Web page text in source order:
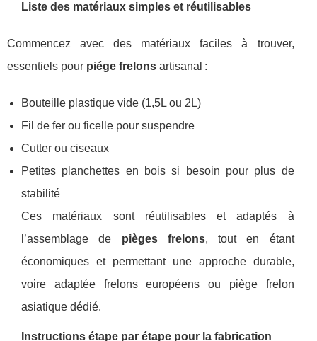
Liste des matériaux simples et réutilisables
Commencez avec des matériaux faciles à trouver,
essentiels pour piége frelons artisanal :
Bouteille plastique vide (1,5L ou 2L)
Fil de fer ou ficelle pour suspendre
Cutter ou ciseaux
Petites planchettes en bois si besoin pour plus de
stabilité
Ces matériaux sont réutilisables et adaptés à
l’assemblage de pièges frelons, tout en étant
économiques et permettant une approche durable,
voire adaptée frelons européens ou piège frelon
asiatique dédié.
Instructions étape par étape pour la fabrication